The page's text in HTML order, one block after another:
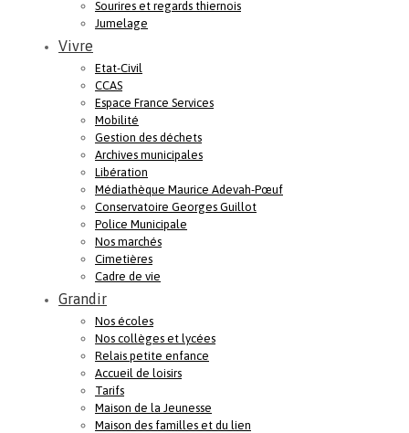
Sourires et regards thiernois
Jumelage
Vivre
Etat-Civil
CCAS
Espace France Services
Mobilité
Gestion des déchets
Archives municipales
Libération
Médiathèque Maurice Adevah-Pœuf
Conservatoire Georges Guillot
Police Municipale
Nos marchés
Cimetières
Cadre de vie
Grandir
Nos écoles
Nos collèges et lycées
Relais petite enfance
Accueil de loisirs
Tarifs
Maison de la Jeunesse
Maison des familles et du lien